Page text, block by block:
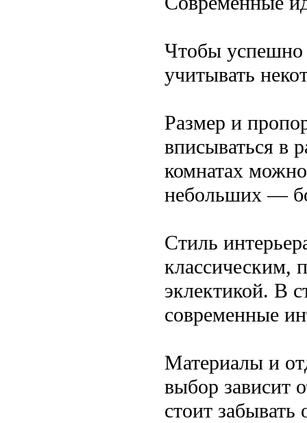
Чтобы успешно
учитывать
Размер и
вписываться в
комнатах
небольших —
Стиль
классическим,
эклектикой. В
современные
Материалы и
выбор зависит
стоит